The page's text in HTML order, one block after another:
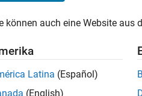
Stellen
Es
Region
können auch eine Website aus
Latina (Español)
(English)